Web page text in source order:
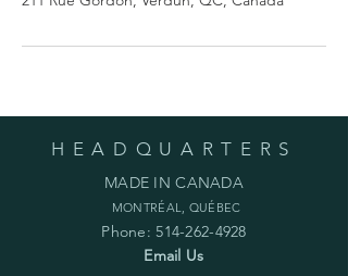
HEADQUARTERS
MADE IN CANADA
MONTRÉAL, QUÉBEC
Phone:514-262-4928
Email Us